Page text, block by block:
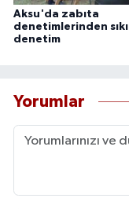
Aksu'da zabıta
denetimlerinden sıkı
denetim
Yorumlar